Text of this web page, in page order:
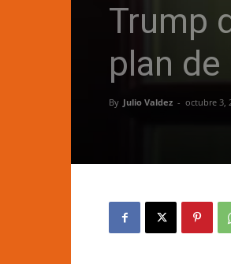
Trump
plan de
By Julio Valdez - octubre 3,